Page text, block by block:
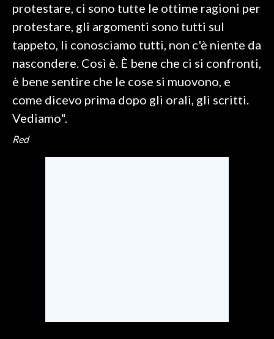
protestare, ci sono tutte le ottime ragioni per
protestare, gli argomenti sono tutti sul
tappeto, li conosciamo tutti, non c'è niente da
nascondere. Così è. È bene che ci si confronti,
è bene sentire che le cose si muovono, e
come dicevo prima dopo gli orali, gli scritti.
Vediamo".
Red